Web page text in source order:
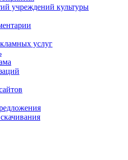
учреждений культуры
услуг